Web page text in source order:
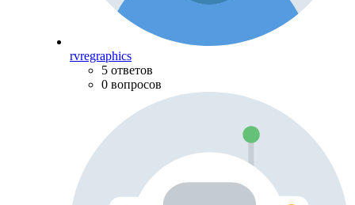
rvregraphics
5 ответов
0 вопросов